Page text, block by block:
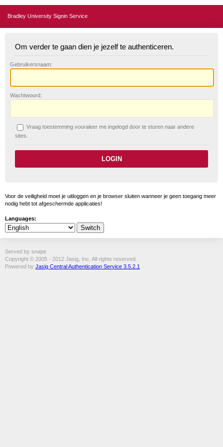
Bradley University Signin Service
Om verder te gaan dien je jezelf te authenticeren.
Gebruikersnaam:
Wachtwoord:
Vraag toestemming vooraleer me ingelogd door te sturen naar andere
sites.
Voor de veiligheid moet je uitloggen en je browser sluiten wanneer je geen toegang meer
nodig hebt tot afgeschermde applicaties!
Languages:
Served by snape
Copyright © 2005 - 2012 Jasig, Inc. All rights reserved.
Powered by Jasig Central Authentication Service 3.5.2.1